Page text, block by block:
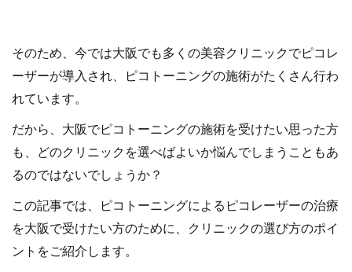
そのため、今では大阪でも多くの美容クリニックでピコレ
ーザーが導入され、ピコトーニングの施術がたくさん行わ
れています。
だから、大阪でピコトーニングの施術を受けたい思った方
も、どのクリニックを選べばよいか悩んでしまうこともあ
るのではないでしょうか？
この記事では、ピコトーニングによるピコレーザーの治療
を大阪で受けたい方のために、クリニックの選び方のポイ
ントをご紹介します。